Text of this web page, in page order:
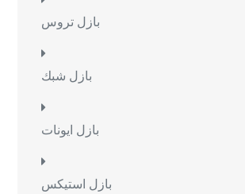
بازل تروس
بازل شبك
بازل ايونات
بازل استيكس